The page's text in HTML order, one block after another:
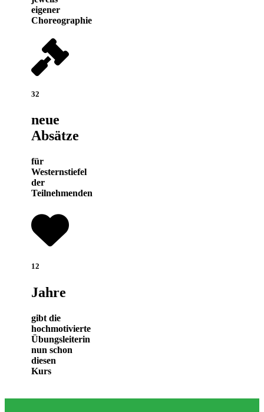
eigener
Choreographie
32
neue
Absätze
für
Westernstiefel
der
Teilnehmenden
12
Jahre
gibt die
hochmotivierte
Übungsleiterin
nun schon
diesen
Kurs